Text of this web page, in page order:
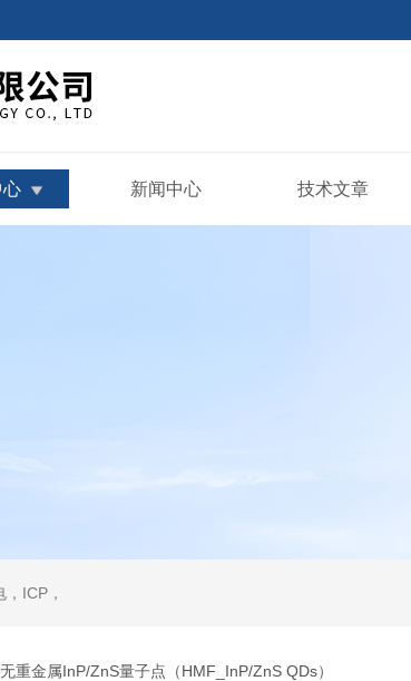
心 新闻中心 技术文章
ICP，
金属InP/ZnS量子点（HMF_InP/ZnS QDs）